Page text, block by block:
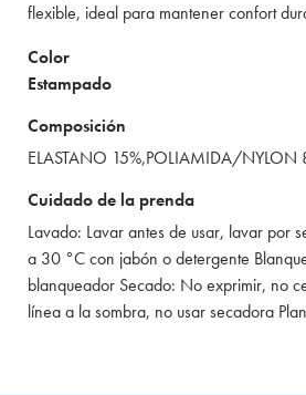
flexible, ideal para mantener confort
Color
Estampado
Composición
ELASTANO 15%,POLIAMIDA/NYLON
Cuidado de la prenda
Lavado: Lavar antes de usar, lavar por
a 30 °C con jabón o detergente
blanqueador Secado: No exprimir, no
línea a la sombra, no usar secadora